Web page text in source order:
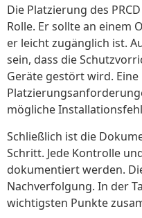
Die Platzierung des
Rolle. Er sollte an einem
er leicht zugänglich ist.
sein, dass die
Geräte gestört wird.
mögliche
Schließlich ist die
Schritt. Jede Kontrolle
dokumentiert werden.
Nachverfolgung. In der
wichtigsten Punkte